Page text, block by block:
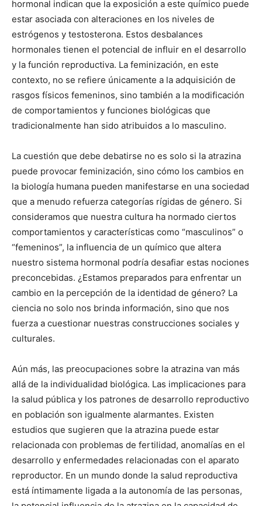
hormonal indican que la exposición a este químico puede
estar asociada con alteraciones en los niveles de
estrógenos y testosterona. Estos desbalances
hormonales tienen el potencial de influir en el desarrollo
y la función reproductiva. La feminización, en este
contexto, no se refiere únicamente a la adquisición de
rasgos físicos femeninos, sino también a la modificación
de comportamientos y funciones biológicas que
tradicionalmente han sido atribuidos a lo masculino.
La cuestión que debe debatirse no es solo si la atrazina
puede provocar feminización, sino cómo los cambios en
la biología humana pueden manifestarse en una sociedad
que a menudo refuerza categorías rígidas de género. Si
consideramos que nuestra cultura ha normado ciertos
comportamientos y características como “masculinos” o
“femeninos”, la influencia de un químico que altera
nuestro sistema hormonal podría desafiar estas nociones
preconcebidas. ¿Estamos preparados para enfrentar un
cambio en la percepción de la identidad de género? La
ciencia no solo nos brinda información, sino que nos
fuerza a cuestionar nuestras construcciones sociales y
culturales.
Aún más, las preocupaciones sobre la atrazina van más
allá de la individualidad biológica. Las implicaciones para
la salud pública y los patrones de desarrollo reproductivo
en población son igualmente alarmantes. Existen
estudios que sugieren que la atrazina puede estar
relacionada con problemas de fertilidad, anomalías en el
desarrollo y enfermedades relacionadas con el aparato
reproductor. En un mundo donde la salud reproductiva
está íntimamente ligada a la autonomía de las personas,